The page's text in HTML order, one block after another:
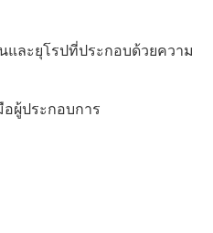
ละยุโรปที่ประกอบด้วยความ
อผู้ประกอบการ